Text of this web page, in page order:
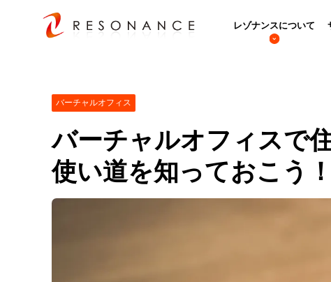
レゾナンスについて
バーチャルオフィス
バーチャルオフィスで
使い道を知っておこう！